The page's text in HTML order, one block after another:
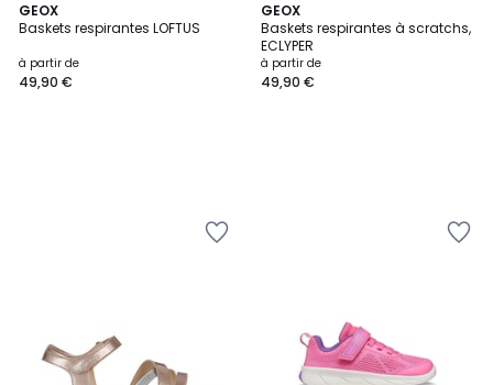
GEOX
Baskets respirantes LOFTUS
à partir de
49,90 €
GEOX
Baskets respirantes à scratchs,
ECLYPER
à partir de
49,90 €